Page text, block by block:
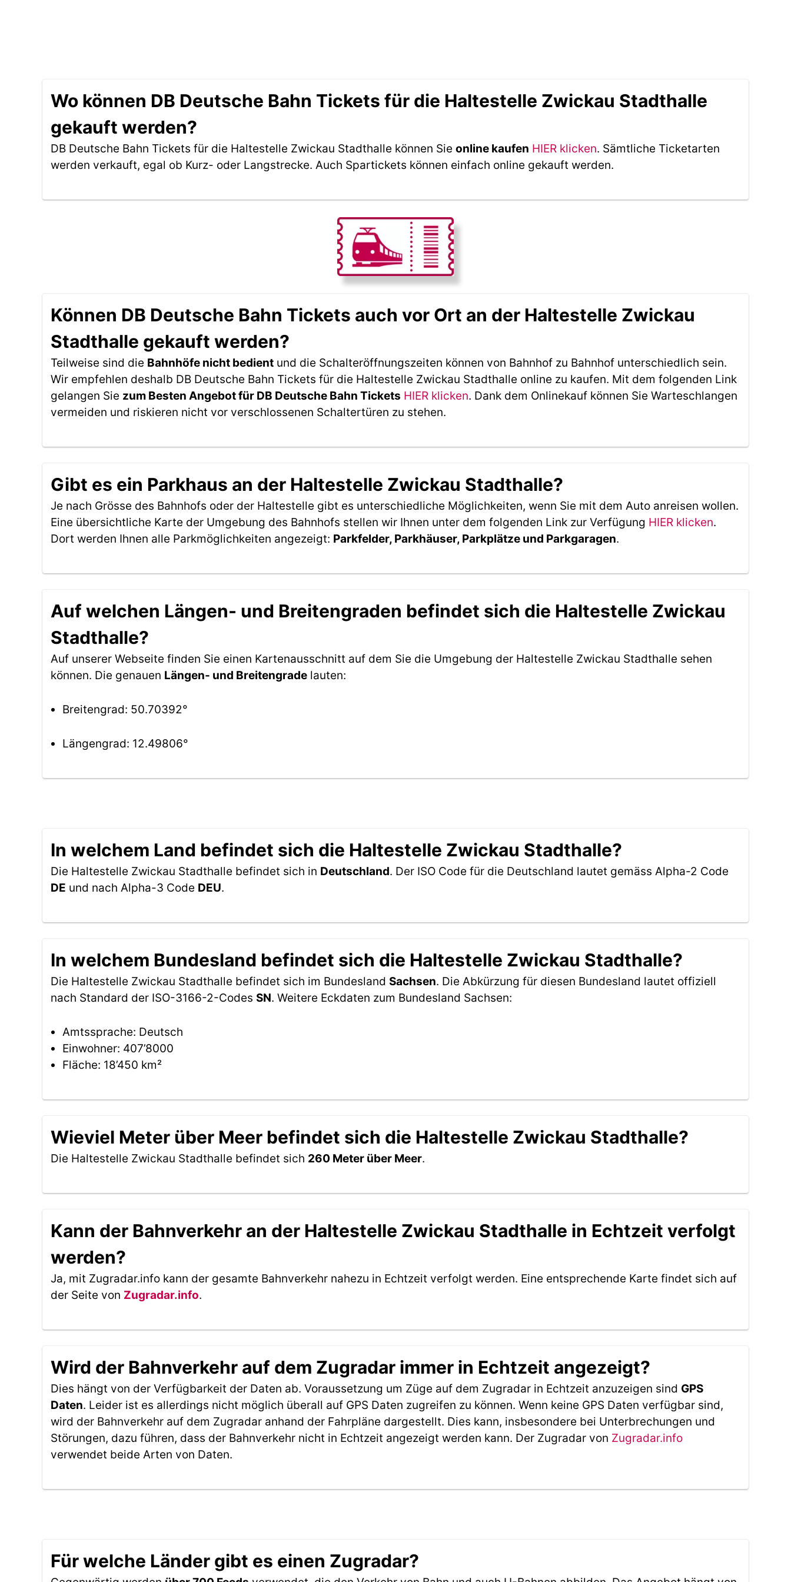
Wo können DB Deutsche Bahn Tickets für die Haltestelle Zwickau Stadthalle
gekauft werden?
DB Deutsche Bahn Tickets für die Haltestelle Zwickau Stadthalle können Sie online kaufen HIER klicken. Sämtliche Ticketarten
werden verkauft, egal ob Kurz- oder Langstrecke. Auch Spartickets können einfach online gekauft werden.
Können DB Deutsche Bahn Tickets auch vor Ort an der Haltestelle Zwickau
Stadthalle gekauft werden?
Teilweise sind die Bahnhöfe nicht bedient und die Schalteröffnungszeiten können von Bahnhof zu Bahnhof unterschiedlich sein.
Wir empfehlen deshalb DB Deutsche Bahn Tickets für die Haltestelle Zwickau Stadthalle online zu kaufen. Mit dem folgenden Link
gelangen Sie zum Besten Angebot für DB Deutsche Bahn Tickets HIER klicken. Dank dem Onlinekauf können Sie Warteschlangen
vermeiden und riskieren nicht vor verschlossenen Schaltertüren zu stehen.
Gibt es ein Parkhaus an der Haltestelle Zwickau Stadthalle?
Je nach Grösse des Bahnhofs oder der Haltestelle gibt es unterschiedliche Möglichkeiten, wenn Sie mit dem Auto anreisen wollen.
Eine übersichtliche Karte der Umgebung des Bahnhofs stellen wir Ihnen unter dem folgenden Link zur Verfügung HIER klicken.
Dort werden Ihnen alle Parkmöglichkeiten angezeigt: Parkfelder, Parkhäuser, Parkplätze und Parkgaragen.
Auf welchen Längen- und Breitengraden befindet sich die Haltestelle Zwickau
Stadthalle?
Auf unserer Webseite finden Sie einen Kartenausschnitt auf dem Sie die Umgebung der Haltestelle Zwickau Stadthalle sehen
können. Die genauen Längen- und Breitengrade lauten:
Breitengrad: 50.70392°
Längengrad: 12.49806°
In welchem Land befindet sich die Haltestelle Zwickau Stadthalle?
Die Haltestelle Zwickau Stadthalle befindet sich in Deutschland. Der ISO Code für die Deutschland lautet gemäss Alpha-2 Code
DE und nach Alpha-3 Code DEU.
In welchem Bundesland befindet sich die Haltestelle Zwickau Stadthalle?
Die Haltestelle Zwickau Stadthalle befindet sich im Bundesland Sachsen. Die Abkürzung für diesen Bundesland lautet offiziell
nach Standard der ISO-3166-2-Codes SN. Weitere Eckdaten zum Bundesland Sachsen:
Amtssprache: Deutsch
Einwohner: 407’8000
Fläche: 18’450 km²
Wieviel Meter über Meer befindet sich die Haltestelle Zwickau Stadthalle?
Die Haltestelle Zwickau Stadthalle befindet sich 260 Meter über Meer.
Kann der Bahnverkehr an der Haltestelle Zwickau Stadthalle in Echtzeit verfolgt
werden?
Ja, mit Zugradar.info kann der gesamte Bahnverkehr nahezu in Echtzeit verfolgt werden. Eine entsprechende Karte findet sich auf
der Seite von Zugradar.info.
Wird der Bahnverkehr auf dem Zugradar immer in Echtzeit angezeigt?
Dies hängt von der Verfügbarkeit der Daten ab. Voraussetzung um Züge auf dem Zugradar in Echtzeit anzuzeigen sind GPS
Daten. Leider ist es allerdings nicht möglich überall auf GPS Daten zugreifen zu können. Wenn keine GPS Daten verfügbar sind,
wird der Bahnverkehr auf dem Zugradar anhand der Fahrpläne dargestellt. Dies kann, insbesondere bei Unterbrechungen und
Störungen, dazu führen, dass der Bahnverkehr nicht in Echtzeit angezeigt werden kann. Der Zugradar von Zugradar.info
verwendet beide Arten von Daten.
Für welche Länder gibt es einen Zugradar?